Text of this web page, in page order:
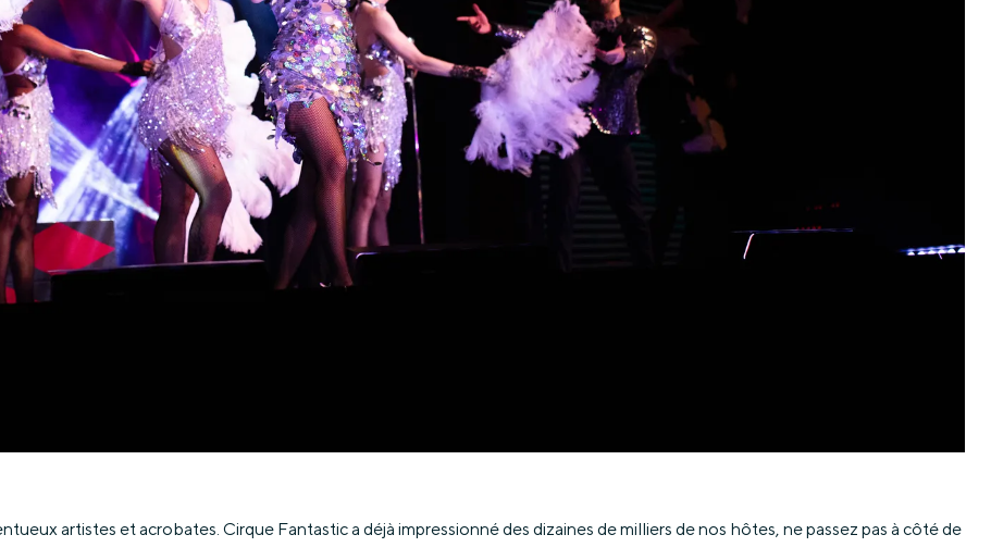
artistes et acrobates. Cirque Fantastic a déjà impressionné des dizaines de milliers de nos hôtes, ne passez pas à côté de